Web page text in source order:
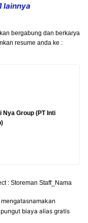
lainnya
bergabung dan berkarya
resume anda ke :
Nya Group (PT Inti
: Storeman Staff_Nama
biaya alias gratis